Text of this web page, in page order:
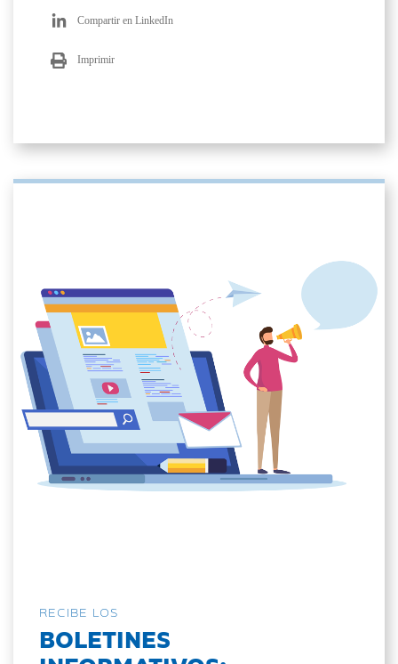
Compartir en LinkedIn
Imprimir
RECIBE LOS
BOLETINES